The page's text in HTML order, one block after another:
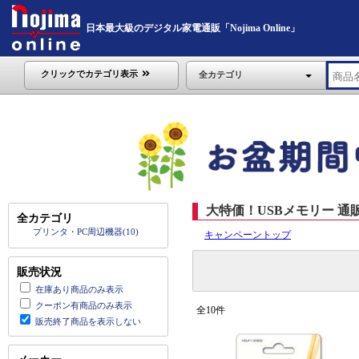
日本最大級のデジタル家電通販「Nojima Online」
クリックでカテゴリ表示 全カテゴリ
全カテゴリ
プリンタ・PC周辺機器(10)
販売状況
在庫あり商品のみ表示
クーポン有商品のみ表示
販売終了商品を表示しない
大特価！USBメモリー 通
キャンペーントップ
全10件